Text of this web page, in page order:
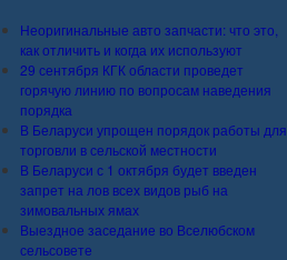
Неоригинальные авто запчасти: что это,
как отличить и когда их используют
29 сентября КГК области проведет
горячую линию по вопросам наведения
порядка
В Беларуси упрощен порядок работы для
торговли в сельской местности
В Беларуси с 1 октября будет введен
запрет на лов всех видов рыб на
зимовальных ямах
Выездное заседание во Вселюбском
сельсовете